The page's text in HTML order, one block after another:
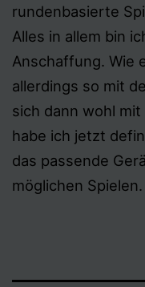
rundenbasierte
Alles in allem bin
Anschaffung. Wie
allerdings so mit
sich dann wohl
habe ich jetzt
das passende
möglichen Spielen.